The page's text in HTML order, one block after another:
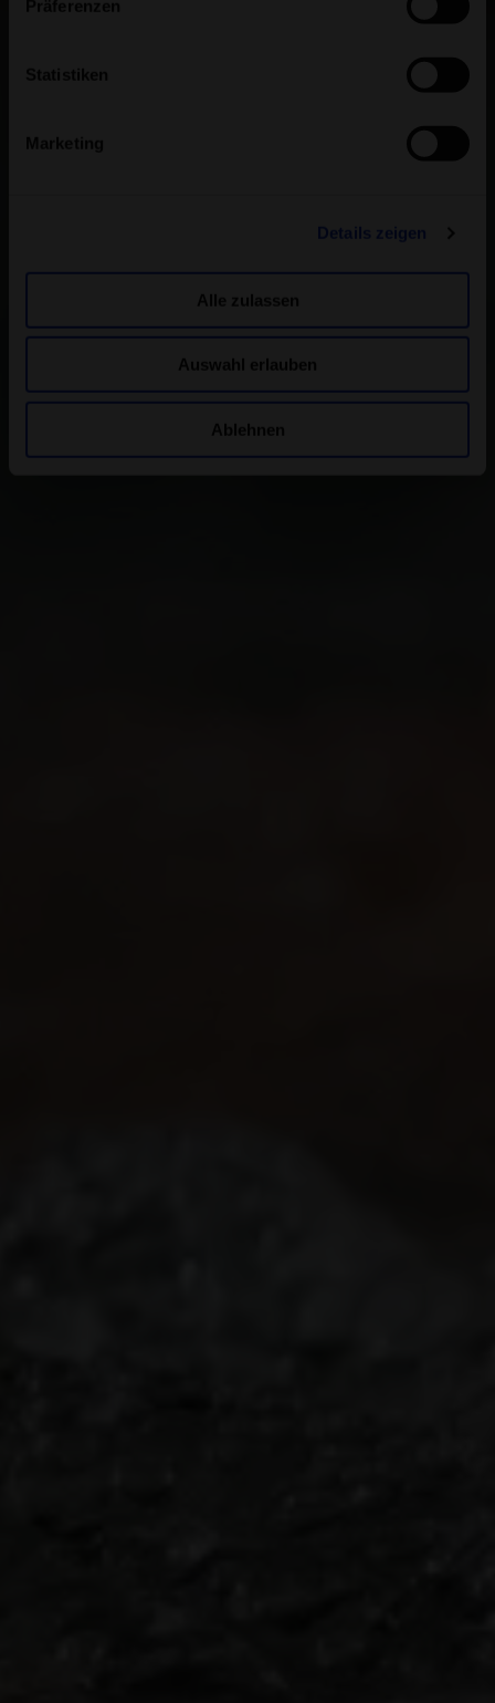
Präferenzen
Statistiken
Marketing
Details zeigen
Alle zulassen
Auswahl erlauben
Ablehnen